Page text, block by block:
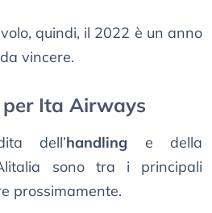
quindi, il 2022 è un anno
vincere.
Ita Airways
dell’handling e della
sono tra i principali
prossimamente.